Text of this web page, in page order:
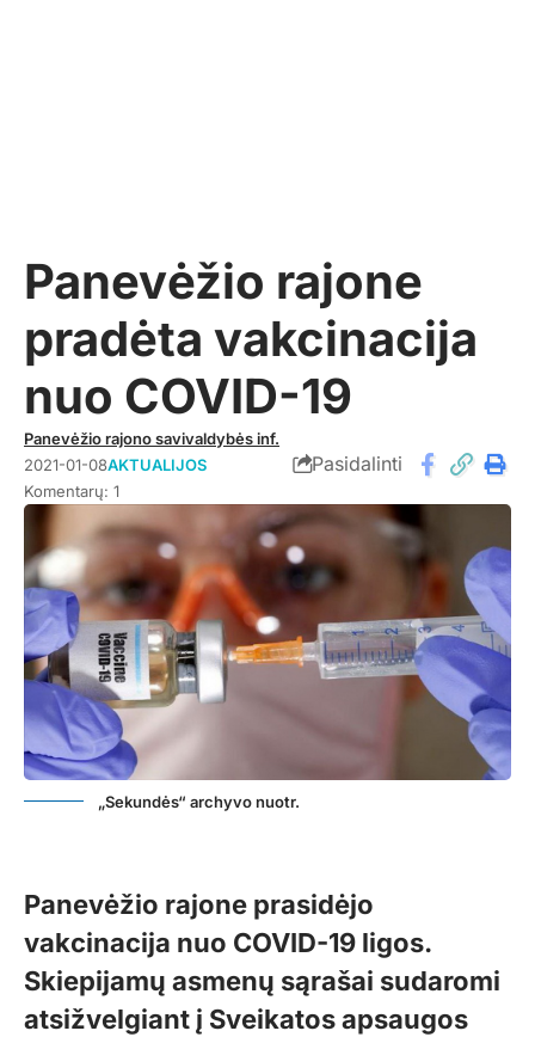
Panevėžio rajone
pradėta vakcinacija
nuo COVID-19
Panevėžio rajono savivaldybės inf.
2021-01-08AKTUALIJOS
Komentarų: 1
Pasidalinti
„Sekundės“ archyvo nuotr.
Panevėžio rajone prasidėjo
vakcinacija nuo COVID-19 ligos.
Skiepijamų asmenų sąrašai sudaromi
atsižvelgiant į Sveikatos apsaugos